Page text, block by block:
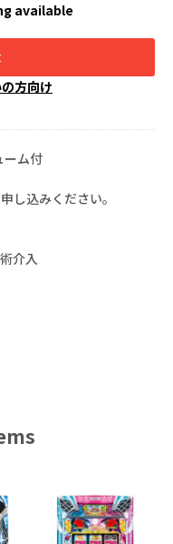
available
方向け
ーム付
し込みください。
介入